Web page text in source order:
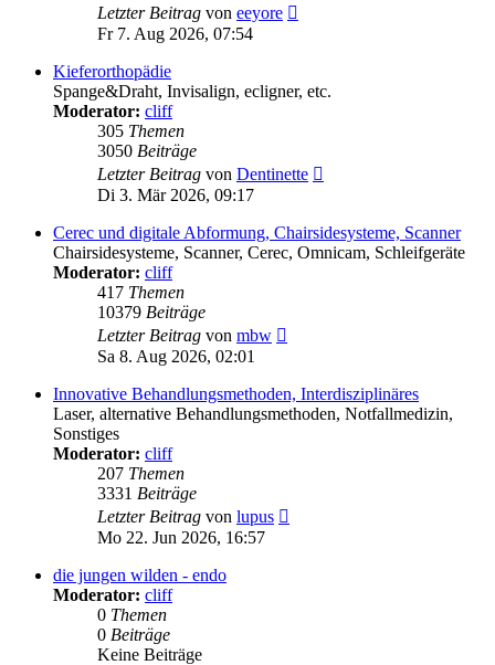
Letzter Beitrag von eeyore
Fr 7. Aug 2026, 07:54
Kieferorthopädie
Spange&Draht, Invisalign, ecligner, etc.
Moderator: cliff
305 Themen
3050 Beiträge
Letzter Beitrag von Dentinette
Di 3. Mär 2026, 09:17
Cerec und digitale Abformung, Chairsidesysteme, Scanner
Chairsidesysteme, Scanner, Cerec, Omnicam, Schleifgeräte
Moderator: cliff
417 Themen
10379 Beiträge
Letzter Beitrag von mbw
Sa 8. Aug 2026, 02:01
Innovative Behandlungsmethoden, Interdisziplinäres
Laser, alternative Behandlungsmethoden, Notfallmedizin,
Sonstiges
Moderator: cliff
207 Themen
3331 Beiträge
Letzter Beitrag von lupus
Mo 22. Jun 2026, 16:57
die jungen wilden - endo
Moderator: cliff
0 Themen
0 Beiträge
Keine Beiträge